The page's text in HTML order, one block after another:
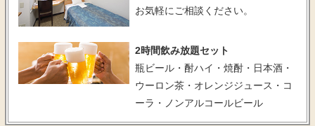
お気軽にご相談ください。
2時間飲み放題セット
瓶ビール・酎ハイ・焼酎・日本酒・
ウーロン茶・オレンジジュース・コ
ーラ・ノンアルコールビール